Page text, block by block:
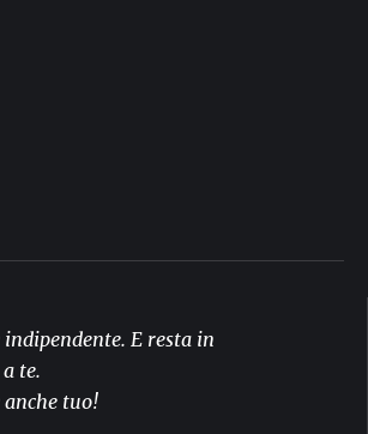
E resta in
te.
tuo!